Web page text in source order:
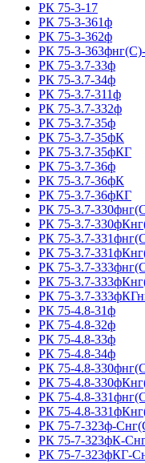
РК 75-3-17
РК 75-3-361ф
РК 75-3-362ф
РК 75-3-
РК 75-3.7-33ф
РК 75-3.7-34ф
РК 75-3.7-311ф
РК 75-3.7-332ф
РК 75-3.7-35ф
РК 75-3.7-35фК
РК 75-3.7-35фКГ
РК 75-3.7-36ф
РК 75-3.7-36фК
РК 75-3.7-36фКГ
РК 75-3.7-
РК 75-3.7-
РК 75-3.7-
РК 75-3.7-
РК 75-3.7-
РК 75-3.7-
РК 75-3.7-
РК 75-4.8-31ф
РК 75-4.8-32ф
РК 75-4.8-33ф
РК 75-4.8-34ф
РК 75-4.8-
РК 75-4.8-
РК 75-4.8-
РК 75-4.8-
РК 75-7-323ф-
РК 75-7-323фК-
РК 75-7-323фКГ-